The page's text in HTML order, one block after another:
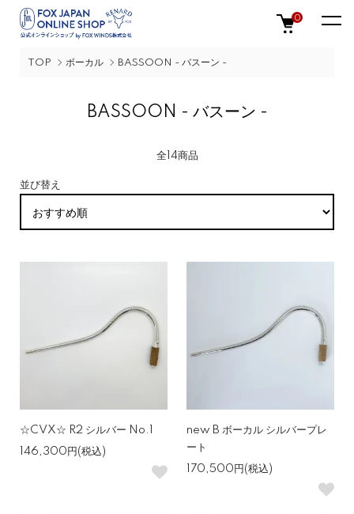
0
TOP ボーカル BASSOON - バスーン -
BASSOON - バスーン -
全14商品
並び替え
☆CVX☆ R2 シルバー No.1
146,300円(税込)
new B ボーカル シルバープレ
ート
170,500円(税込)